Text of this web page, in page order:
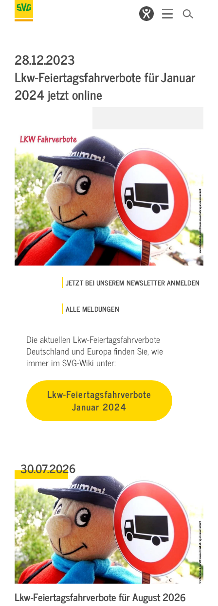
28.12.2023
Lkw-Feiertagsfahrverbote für Januar
2024 jetzt online
JETZT BEI UNSEREM NEWSLETTER ANMELDEN
ALLE MELDUNGEN
Die aktuellen Lkw-Feiertagsfahrverbote
Deutschland und Europa finden Sie, wie
immer im SVG-Wiki unter:
Lkw-Feiertagsfahrverbote
Januar 2024
30.07.2026
Lkw-Feiertagsfahrverbote für August 2026